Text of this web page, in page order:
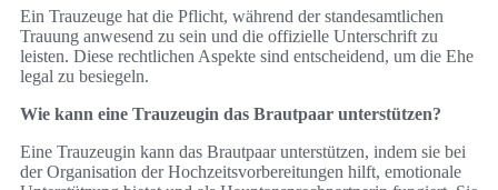
Ein Trauzeuge hat die Pflicht, während der standesamtlichen
Trauung anwesend zu sein und die offizielle Unterschrift zu
leisten. Diese rechtlichen Aspekte sind entscheidend, um die Ehe
legal zu besiegeln.
Wie kann eine Trauzeugin das Brautpaar unterstützen?
Eine Trauzeugin kann das Brautpaar unterstützen, indem sie bei
der Organisation der Hochzeitsvorbereitungen hilft, emotionale